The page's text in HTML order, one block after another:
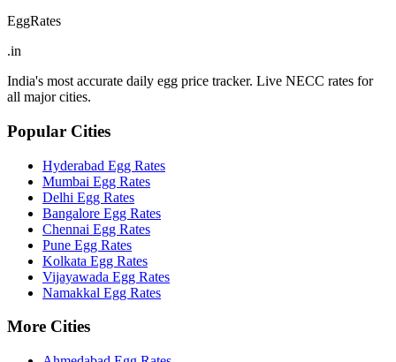
EggRates
.in
India's most accurate daily egg price tracker. Live NECC rates for
all major cities.
Popular Cities
Hyderabad Egg Rates
Mumbai Egg Rates
Delhi Egg Rates
Bangalore Egg Rates
Chennai Egg Rates
Pune Egg Rates
Kolkata Egg Rates
Vijayawada Egg Rates
Namakkal Egg Rates
More Cities